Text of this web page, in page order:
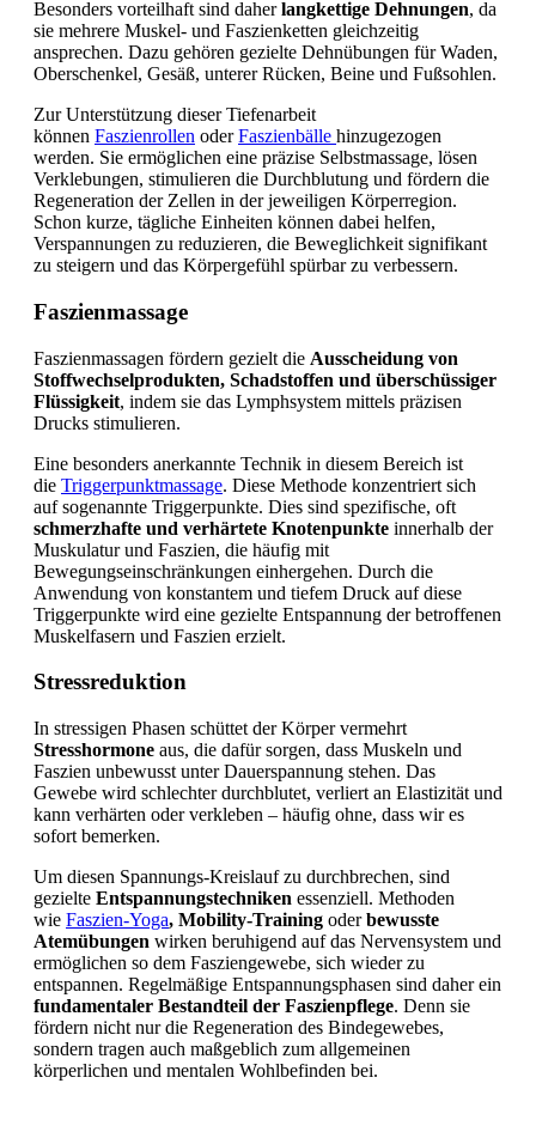
Besonders vorteilhaft sind daherlangkettige Dehnungen, da
sie mehrere Muskel- und Faszienketten gleichzeitig
ansprechen. Dazu gehören gezielte Dehnübungen für Waden,
Oberschenkel, Gesäß, unterer Rücken, Beine und Fußsohlen.
Zur Unterstützung dieser Tiefenarbeit
können Faszienrollen oderFaszienbälle hinzugezogen
werden. Sie ermöglichen eine präzise Selbstmassage, lösen
Verklebungen, stimulieren die Durchblutung und fördern die
Regeneration der Zellen in der jeweiligen Körperregion.
Schon kurze, tägliche Einheiten können dabei helfen,
Verspannungen zu reduzieren, die Beweglichkeit signifikant
zu steigern und das Körpergefühl spürbar zu verbessern.
Faszienmassage
Faszienmassagen fördern gezielt die Ausscheidung von
Stoffwechselprodukten, Schadstoffen und überschüssiger
Flüssigkeit, indem sie das Lymphsystem mittels präzisen
Drucks stimulieren.
Eine besonders anerkannte Technik in diesem Bereich ist
die Triggerpunktmassage. Diese Methode konzentriert sich
auf sogenannte Triggerpunkte. Dies sind spezifische, oft
schmerzhafte und verhärtete Knotenpunkte innerhalb der
Muskulatur und Faszien, die häufig mit
Bewegungseinschränkungen einhergehen. Durch die
Anwendung von konstantem und tiefem Druck auf diese
Triggerpunkte wird eine gezielte Entspannung der betroffenen
Muskelfasern und Faszien erzielt.
Stressreduktion
In stressigen Phasen schüttet der Körper vermehrt
Stresshormone aus, die dafür sorgen, dass Muskeln und
Faszien unbewusst unter Dauerspannung stehen. Das
Gewebe wird schlechter durchblutet, verliert an Elastizität und
kann verhärten oder verkleben – häufig ohne, dass wir es
sofort bemerken.
Um diesen Spannungs-Kreislauf zu durchbrechen, sind
gezielte Entspannungstechniken essenziell. Methoden
wie Faszien-Yoga, Mobility-Training oderbewusste
Atemübungen wirken beruhigend auf das Nervensystem und
ermöglichen so dem Fasziengewebe, sich wieder zu
entspannen. Regelmäßige Entspannungsphasen sind daher ein
fundamentaler Bestandteil der Faszienpflege. Denn sie
fördern nicht nur die Regeneration des Bindegewebes,
sondern tragen auch maßgeblich zum allgemeinen
körperlichen und mentalen Wohlbefinden bei.